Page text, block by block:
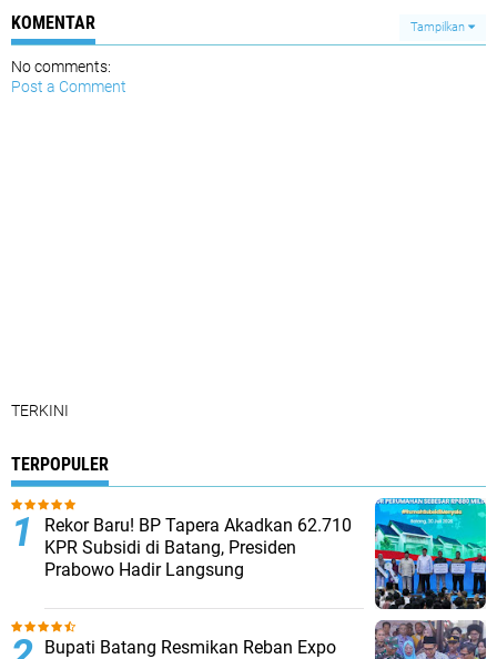
KOMENTAR Tampilkan
No comments:
Post a Comment
TERKINI
TERPOPULER
Rekor Baru! BP Tapera Akadkan 62.710
KPR Subsidi di Batang, Presiden
Prabowo Hadir Langsung
Bupati Batang Resmikan Reban Expo